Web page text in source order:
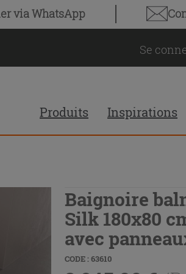
via WhatsApp
Se
Produits Inspirations
Baignoire
Silk 180x80
avec
CODE : 63610